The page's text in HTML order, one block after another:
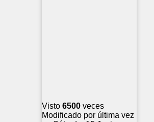
Visto 6500 veces
Modificado por última vez